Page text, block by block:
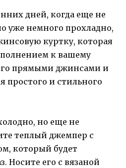
дней, когда еще не
уже немного прохладно,
куртку, которая
к вашему
прямыми джинсами и
простого и стильного
но еще не
теплый джемпер с
который будет
Носите его с вязаной